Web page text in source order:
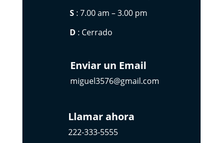
S: 7.00 am – 3.00 pm
D : Cerrado
Enviar un Email
miguel3576@gmail.com
Llamar ahora
222-333-5555